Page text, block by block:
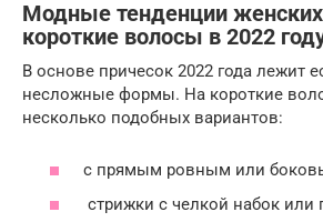
Модные тенденции
короткие волосы в 2022
В основе причесок 2022 года лежит
несложные формы. На короткие
несколько подобных вариантов:
с прямым ровным или
стрижки с челкой набок или